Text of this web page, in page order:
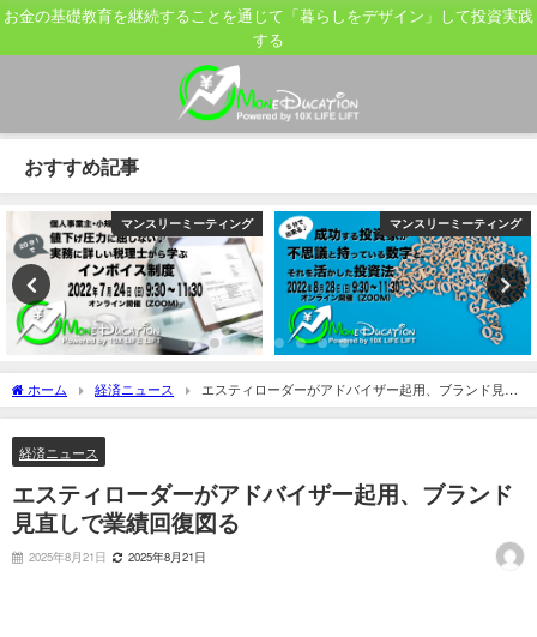
お金の基礎教育を継続することを通じて「暮らしをデザイン」して投資実践
する
おすすめ記事
マンスリーミーティング マンスリーミーティング
ホーム 経済ニュース
エスティローダーがアドバイザー起用、ブランド見直
しで業績回復図る
経済ニュース
エスティローダーがアドバイザー起用、ブランド
見直しで業績回復図る
2025年8月21日 2025年8月21日